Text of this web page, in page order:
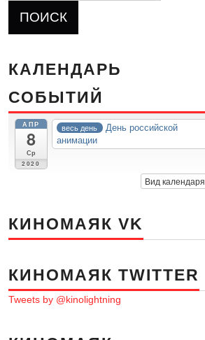
КАЛЕНДАРЬ
СОБЫТИЙ
АПР
8
Ср
2020
весь день
День российской
анимации
Вид календаря
КИНОМАЯК VK
КИНОМАЯК TWITTER
Tweets by @kinolightning